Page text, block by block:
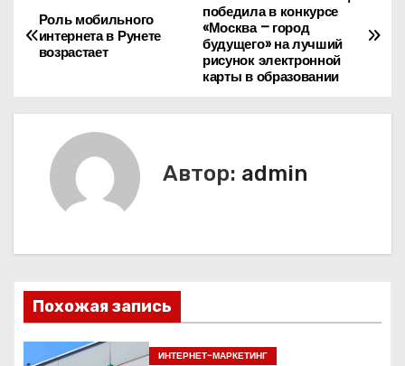
а
и
я
п
победила в конкурсе
«Москва – город
будущего» на лучший
рисунок электронной
карты в образовании
Роль мобильного
интернета в Рунете
возрастает
Автор: admin
Похожая запись
ИНТЕРНЕТ-МАРКЕТИНГ